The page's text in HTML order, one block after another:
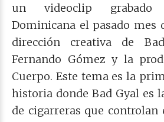
un videoclip grabado
Dominicana el pasado mes
dirección creativa de
Fernando Gómez y la
Cuerpo. Este tema es la
historia donde Bad Gyal es
de cigarreras que controlan